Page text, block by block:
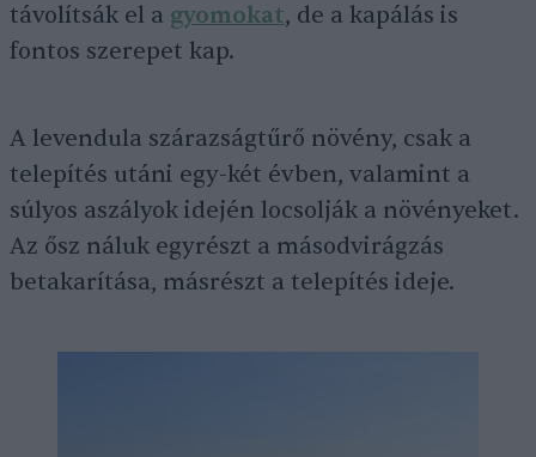
távolítsák el a gyomokat, de a kapálás is
fontos szerepet kap.
A levendula szárazságtűrő növény, csak a
telepítés utáni egy-két évben, valamint a
súlyos aszályok idején locsolják a növényeket.
Az ősz náluk egyrészt a másodvirágzás
betakarítása, másrészt a telepítés ideje.